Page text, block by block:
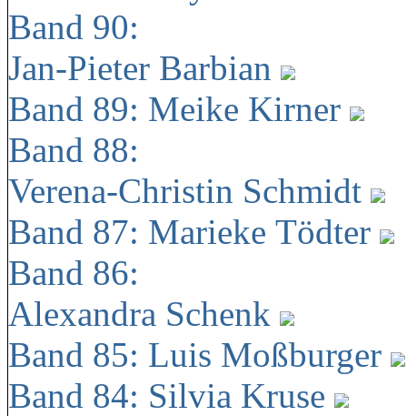
Band 90:
Jan-Pieter Barbian
Band 89: Meike Kirner
Band 88:
Verena-Christin Schmidt
Band 87: Marieke Tödter
Band 86:
Alexandra Schenk
Band 85: Luis Moßburger
Band 84: Silvia Kruse